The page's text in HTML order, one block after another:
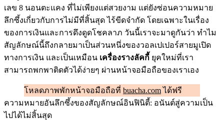
เลข 8 นอนตะแคง ที่ไม่เพียงแต่สวยงาม แต่ยังซ่อนความหมาย
ลึกซึ้งเกี่ยวกับการไม่มีที่สิ้นสุด ไร้ขีดจำกัด โดยเฉพาะในเรื่อง
ของการเงินและการดึงดูดโชคลาภ วันนี้เราจะมาดูกันว่า ทำไม
สัญลักษณ์นี้ถึงกลายมาเป็นส่วนหนึ่งของวอลเปเปอร์สายมูเปิด
ทางการเงิน และเป็นเหมือน เครื่องรางลัคกี้ ยุคใหม่ที่เรา
สามารถพกพาติดตัวได้ง่ายๆ ผ่านหน้าจอมือถือของเราเอง
โหลดภาพพักหน้าจอมือถือที่ buacha.comได้ฟรี
ความหมายอันลึกซึ้งของสัญลักษณ์อินฟินิตี้: อนันต์สู่ความเป็น
ไปได้ไม่สิ้นสุด